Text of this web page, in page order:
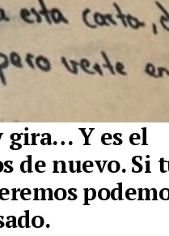
gira… Y es el
de nuevo. Si